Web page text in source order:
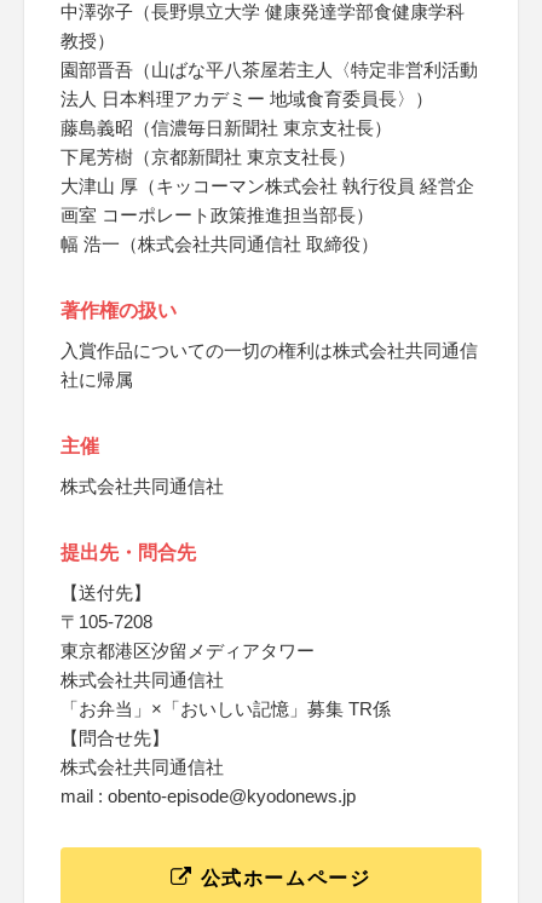
中澤弥子（長野県立大学 健康発達学部食健康学科
教授）
園部晋吾（山ばな平八茶屋若主人〈特定非営利活動
法人 日本料理アカデミー 地域食育委員長〉）
藤島義昭（信濃毎日新聞社 東京支社長）
下尾芳樹（京都新聞社 東京支社長）
大津山 厚（キッコーマン株式会社 執行役員 経営企
画室 コーポレート政策推進担当部長）
幅 浩一（株式会社共同通信社 取締役）
著作権の扱い
入賞作品についての一切の権利は株式会社共同通信
社に帰属
主催
株式会社共同通信社
提出先・問合先
【送付先】
〒105-7208
東京都港区汐留メディアタワー
株式会社共同通信社
「お弁当」×「おいしい記憶」募集 TR係
【問合せ先】
株式会社共同通信社
mail : obento-episode@kyodonews.jp
公式ホームページ